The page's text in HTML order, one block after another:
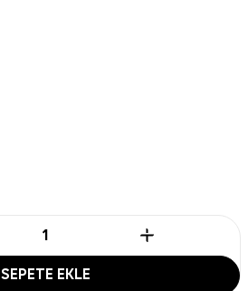
SEPETE EKLE